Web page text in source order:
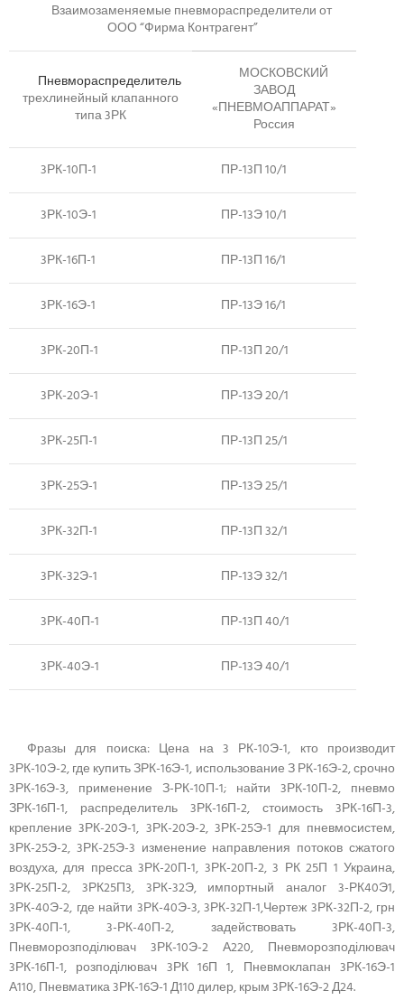
Взаимозаменяемые пневмораспределители от
ООО “Фирма Контрагент”
Пневмораспределитель
трехлинейный клапанного
типа 3РК
МОСКОВСКИЙ
ЗАВОД
«ПНЕВМОАППАРАТ»
Россия
3РК-10П-1 ПР-13П 10/1
3РК-10Э-1 ПР-13Э 10/1
3РК-16П-1 ПР-13П 16/1
3РК-16Э-1 ПР-13Э 16/1
3РК-20П-1 ПР-13П 20/1
3РК-20Э-1 ПР-13Э 20/1
3РК-25П-1 ПР-13П 25/1
3РК-25Э-1 ПР-13Э 25/1
3РК-32П-1 ПР-13П 32/1
3РК-32Э-1 ПР-13Э 32/1
3РК-40П-1 ПР-13П 40/1
3РК-40Э-1 ПР-13Э 40/1
Фразы для поиска: Цена на 3 РК-10Э-1, кто производит
3РК-10Э-2, где купить ЗРК-16Э-1, использование З РК-16Э-2, срочно
3РК-16Э-3, применение З-РК-10П-1; найти 3РК-10П-2, пневмо
ЗРК-16П-1, распределитель 3РК-16П-2, стоимость 3РК-16П-3,
крепление 3РК-20Э-1, 3РК-20Э-2, 3РК-25Э-1 для пневмосистем,
3РК-25Э-2, 3РК-25Э-3 изменение направления потоков сжатого
воздуха, для пресса 3РК-20П-1, 3РК-20П-2, 3 РК 25П 1 Украина,
3РК-25П-2, 3РК25П3, 3РК-32Э, импортный аналог 3-РК40Э1,
3РК-40Э-2, где найти 3РК-40Э-3, 3РК-32П-1,Чертеж 3РК-32П-2, грн
3РК-40П-1, 3-РК-40П-2, задействовать 3РК-40П-3,
Пневморозподілювач 3РК-10Э-2 А220, Пневморозподілювач
3РК-16П-1, розподілювач 3РК 16П 1, Пневмоклапан 3РК-16Э-1
А110, Пневматика 3РК-16Э-1 Д110 дилер, крым 3РК-16Э-2 Д24.